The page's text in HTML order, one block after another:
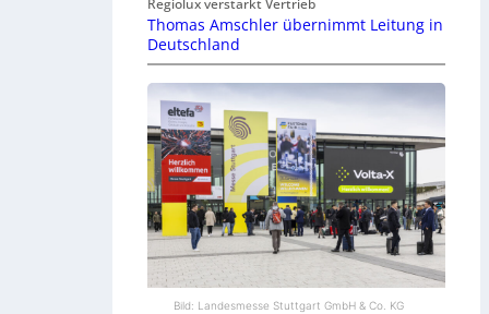
Regiolux verstärkt Vertrieb
Thomas Amschler übernimmt Leitung in
Deutschland
Bild: Landesmesse Stuttgart GmbH & Co. KG